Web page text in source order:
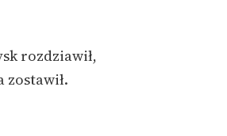
rozdziawił,
zostawił.